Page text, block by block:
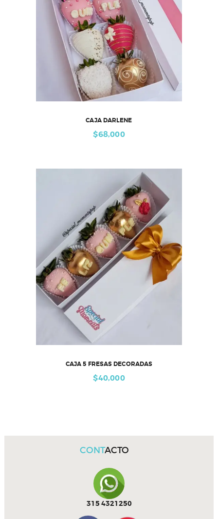
CAJA DARLENE
$68,000
CAJA 5 FRESAS DECORADAS
$40,000
CONTACTO
315 4321250